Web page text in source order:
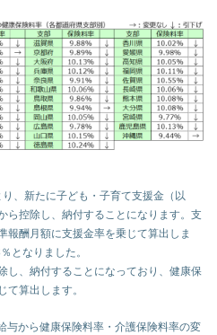
、新たに子ども・子育て支援金（以
ら控除し、納付することになります。支
報酬月額に支援金率を乗じて算出しま
となりました。
し、納付することになっており、健康保
て算出します。
から健康保険料率・介護保険料率の変